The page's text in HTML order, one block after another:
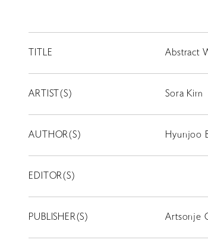
TITLE Abstract
ARTIST(S) Sora Kim
AUTHOR(S) Hyunjoo
EDITOR(S)
PUBLISHER(S) Artsonje